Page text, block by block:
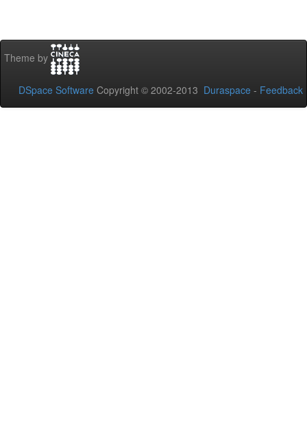
Theme by
DSpace Software Copyright © 2002-2013 Duraspace - Feedback